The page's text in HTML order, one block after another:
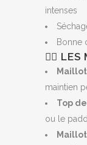
intenses
Bonne
🏄‍♀️
maintien
Top
ou le